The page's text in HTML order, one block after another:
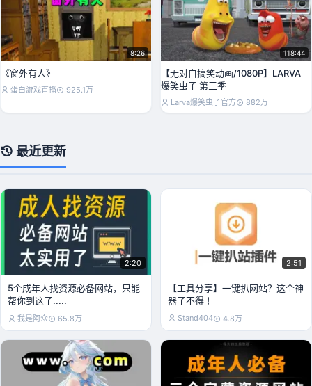
8:26
《窗外有人》
蛋白游戏直播 925.1万
118:44
【无对白搞笑动画/1080P】LARVA
爆笑虫子 第三季
Larva爆笑虫子官方 882万
最近更新
2:20
5个成年人找资源必备网站，只能
帮你到这了.....
我是阿众 65.8万
2:51
【工具分享】一键扒网站？这个神
器了不得 ！
Stand404 4.8万